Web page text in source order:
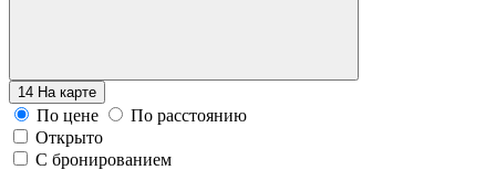
14 На карте
По цене
По расстоянию
Открыто
С бронированием